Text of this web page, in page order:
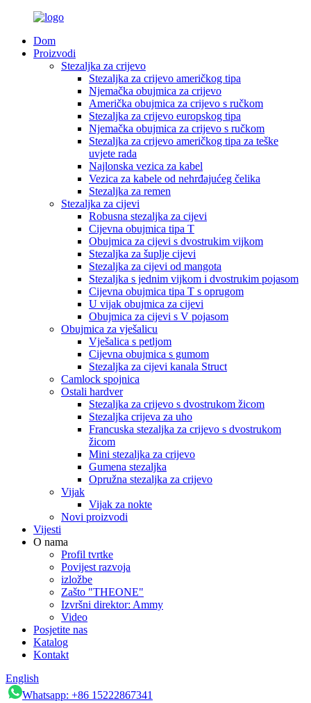
Dom
Proizvodi
Stezaljka za crijevo
Stezaljka za crijevo američkog tipa
Njemačka obujmica za crijevo
Američka obujmica za crijevo s ručkom
Stezaljka za crijevo europskog tipa
Njemačka obujmica za crijevo s ručkom
Stezaljka za crijevo američkog tipa za teške
uvjete rada
Najlonska vezica za kabel
Vezica za kabele od nehrđajućeg čelika
Stezaljka za remen
Stezaljka za cijevi
Robusna stezaljka za cijevi
Cijevna obujmica tipa T
Obujmica za cijevi s dvostrukim vijkom
Stezaljka za šuplje cijevi
Stezaljka za cijevi od mangota
Stezaljka s jednim vijkom i dvostrukim pojasom
Cijevna obujmica tipa T s oprugom
U vijak obujmica za cijevi
Obujmica za cijevi s V pojasom
Obujmica za vješalicu
Vješalica s petljom
Cijevna obujmica s gumom
Stezaljka za cijevi kanala Struct
Camlock spojnica
Ostali hardver
Stezaljka za crijevo s dvostrukom žicom
Stezaljka crijeva za uho
Francuska stezaljka za crijevo s dvostrukom
žicom
Mini stezaljka za crijevo
Gumena stezaljka
Opružna stezaljka za crijevo
Vijak
Vijak za nokte
Novi proizvodi
Vijesti
O nama
Profil tvrtke
Povijest razvoja
izložbe
Zašto "THEONE"
Izvršni direktor: Ammy
Video
Posjetite nas
Katalog
Kontakt
English
Whatsapp: +86 15222867341